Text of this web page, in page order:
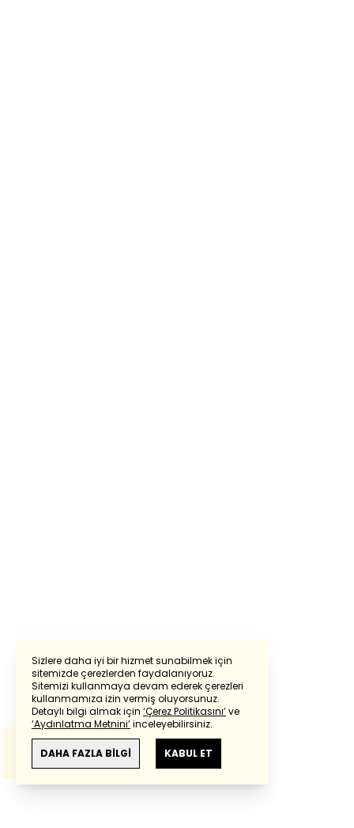
Sizlere daha iyi bir hizmet sunabilmek için
sitemizde çerezlerden faydalanıyoruz.
Sitemizi kullanmaya devam ederek çerezleri
kullanmamıza izin vermiş oluyorsunuz.
Detaylı bilgi almak için ‘Çerez Politikasını’ve
‘Aydınlatma Metnini’inceleyebilirsiniz.
DAHA FAZLA BİLGİ KABUL ET
Powered by Translate
Bu çevirideGoogle Transletekullanılmıştır.
Anlam ve çeviri hatalarından
haberturk.com
sorumlu değildir.